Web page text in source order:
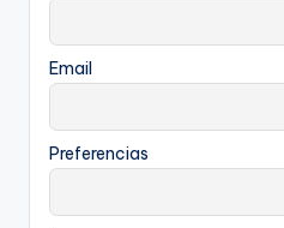
Email
Preferencias